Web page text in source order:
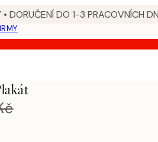
DORUČENÍ DO 1-3 PRACOVNÍCH